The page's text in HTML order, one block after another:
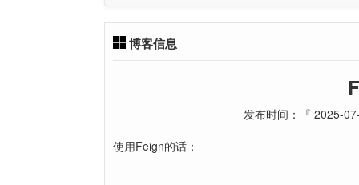
博客信息
发布时间：『 2025-
使用Feign的话；